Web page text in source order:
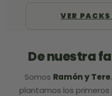
VER
De nuestra
Somos Ramón y Tere
plantamos los